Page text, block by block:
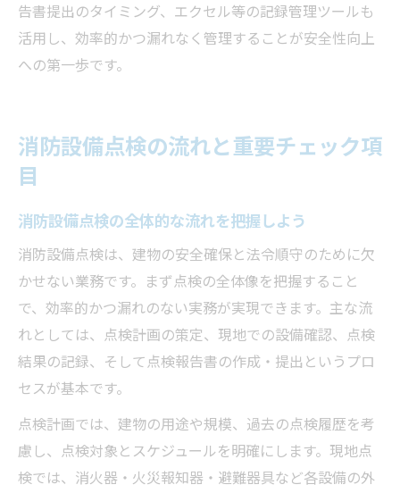
告書提出のタイミング、エクセル等の記録管理ツールも
活用し、効率的かつ漏れなく管理することが安全性向上
への第一歩です。
消防設備点検の流れと重要チェック項
目
消防設備点検の全体的な流れを把握しよう
消防設備点検は、建物の安全確保と法令順守のために欠
かせない業務です。まず点検の全体像を把握すること
で、効率的かつ漏れのない実務が実現できます。主な流
れとしては、点検計画の策定、現地での設備確認、点検
結果の記録、そして点検報告書の作成・提出というプロ
セスが基本です。
点検計画では、建物の用途や規模、過去の点検履歴を考
慮し、点検対象とスケジュールを明確にします。現地点
検では、消火器・火災報知器・避難器具など各設備の外